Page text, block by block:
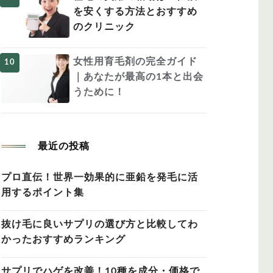
を安くする方法とおすすめ
のクリニック
女性用育毛剤の完全ガイド
｜あなたが最高の1本と出会
うために！
最近の投稿
プロ直伝！世界一効果的に亜鉛を発毛に活
用するポイント集
抜け毛に良いサプリの選び方と比較してわ
かったおすすめランキング
サプリでハゲを改善！10種を成分・価格で